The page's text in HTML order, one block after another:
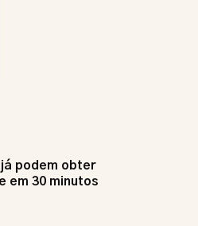
podem obter
em 30 minutos